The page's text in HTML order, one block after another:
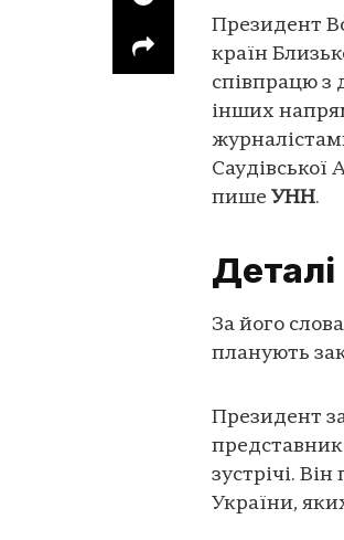
Президент
країн
співпрацю з
інших
Саудівської
пише УНН.
Деталі
За його
планують
Президент
зустрічі.
України,